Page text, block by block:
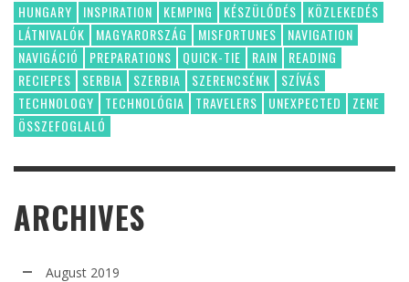
HUNGARY
INSPIRATION KEMPING KÉSZÜLŐDÉS
KÖZLEKEDÉS
LÁTNIVALÓK
MAGYARORSZÁG MISFORTUNES
NAVIGATION
NAVIGÁCIÓ
PREPARATIONS QUICK-TIE RAIN
READING
RECIEPES
SERBIA SZERBIA SZERENCSÉNK
SZÍVÁS
TECHNOLOGY
TECHNOLÓGIA TRAVELERS UNEXPECTED
ZENE
ÖSSZEFOGLALÓ
ARCHIVES
August 2019